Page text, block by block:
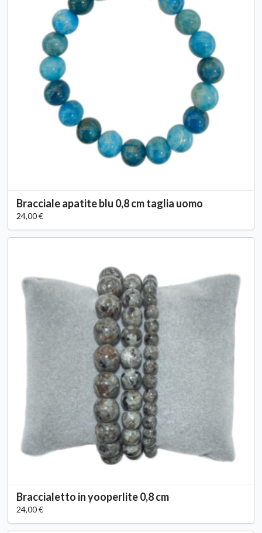
Bracciale apatite blu 0,8 cm taglia uomo
24,00 €
Braccialetto in yooperlite 0,8 cm
24,00 €